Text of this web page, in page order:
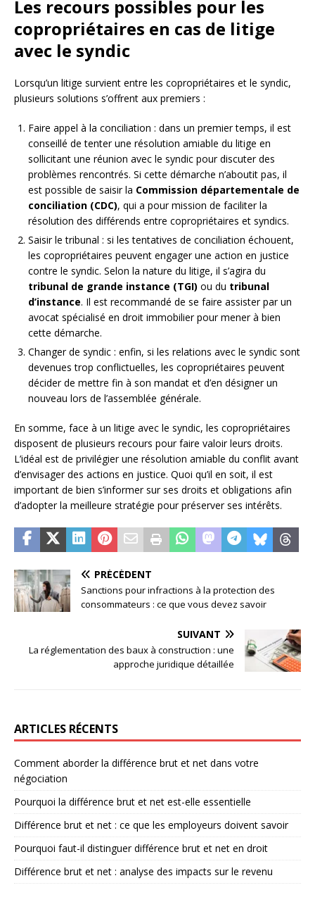
Les recours possibles pour les
copropriétaires en cas de litige
avec le syndic
Lorsqu’un litige survient entre les copropriétaires et le syndic,
plusieurs solutions s’offrent aux premiers :
Faire appel à la conciliation : dans un premier temps, il est
conseillé de tenter une résolution amiable du litige en
sollicitant une réunion avec le syndic pour discuter des
problèmes rencontrés. Si cette démarche n’aboutit pas, il
est possible de saisir la Commission départementale de
conciliation (CDC), qui a pour mission de faciliter la
résolution des différends entre copropriétaires et syndics.
Saisir le tribunal : si les tentatives de conciliation échouent,
les copropriétaires peuvent engager une action en justice
contre le syndic. Selon la nature du litige, il s’agira du
tribunal de grande instance (TGI) ou du tribunal
d’instance. Il est recommandé de se faire assister par un
avocat spécialisé en droit immobilier pour mener à bien
cette démarche.
Changer de syndic : enfin, si les relations avec le syndic sont
devenues trop conflictuelles, les copropriétaires peuvent
décider de mettre fin à son mandat et d’en désigner un
nouveau lors de l’assemblée générale.
En somme, face à un litige avec le syndic, les copropriétaires
disposent de plusieurs recours pour faire valoir leurs droits.
L’idéal est de privilégier une résolution amiable du conflit avant
d’envisager des actions en justice. Quoi qu’il en soit, il est
important de bien s’informer sur ses droits et obligations afin
d’adopter la meilleure stratégie pour préserver ses intérêts.
PRÉCÉDENT
Sanctions pour infractions à la protection des
consommateurs : ce que vous devez savoir
SUIVANT
La réglementation des baux à construction : une
approche juridique détaillée
ARTICLES RÉCENTS
Comment aborder la différence brut et net dans votre
négociation
Pourquoi la différence brut et net est-elle essentielle
Différence brut et net : ce que les employeurs doivent savoir
Pourquoi faut-il distinguer différence brut et net en droit
Différence brut et net : analyse des impacts sur le revenu